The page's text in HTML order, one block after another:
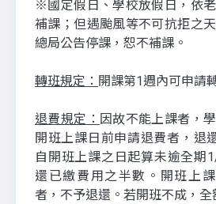
※國定假日、學校放假日，依
補課；但遇颱風等不可抗拒之
總局公告停課，恕不補課。
轉班規定： 開課第1週內可申請
退費規定： 因故不能上課者，
開班上課日前申請退費者，退
自開班上課之日起算未逾全期
還已繳費用之半數。開班上
者，不予退還。若開班不成，全